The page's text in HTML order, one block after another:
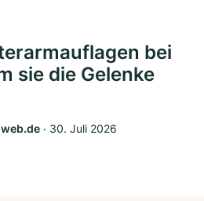
bei
sie die Gelenke
‧ 30. Juli 2026